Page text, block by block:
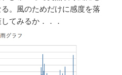
。風のためだけに感度を落
てみるか．．．